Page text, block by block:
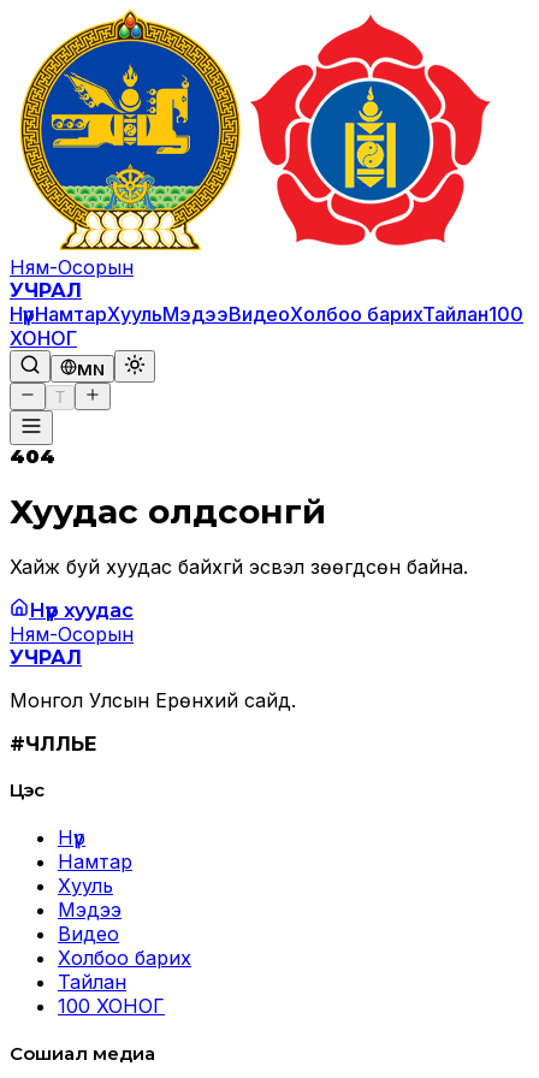
Ням-Осорын
УЧРАЛ
НүүрНамтарХуульМэдээВидеоХолбоо барихТайлан100
ХОНОГ
MN
T
404
Хуудас олдсонгүй
Хайж буй хуудас байхгүй эсвэл зөөгдсөн байна.
Нүүр хуудас
Ням-Осорын
УЧРАЛ
Монгол Улсын Ерөнхий сайд.
#ЧӨЛӨӨЛЬЕ
Цэс
Нүүр
Намтар
Хууль
Мэдээ
Видео
Холбоо барих
Тайлан
100 ХОНОГ
Сошиал медиа